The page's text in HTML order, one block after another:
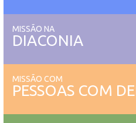
MISSÃO NA
DIACONIA
MISSÃO COM
PESSOAS COM